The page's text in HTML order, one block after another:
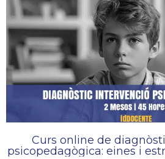
Curs online de
psicopedagògica: eines i